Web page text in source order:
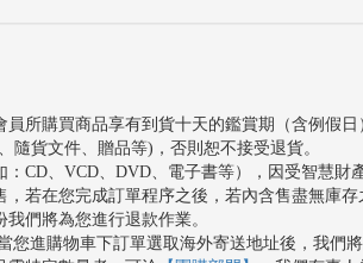
員所購買商品享有到貨十天的鑑賞期（含例假
隨貨文件、贈品等)，否則恕不接受退貨。
：CD、VCD、DVD、電子書等），因受智慧
，若在您完成訂單程序之後，若內含售盡無庫
們將為您進行退款作業。
您進購物車下訂單選取海外寄送地址後，我們